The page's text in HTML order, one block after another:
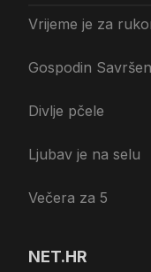
Vrijeme je za
Gospodin
Divlje pčele
Ljubav je na selu
Večera za 5
NET.HR